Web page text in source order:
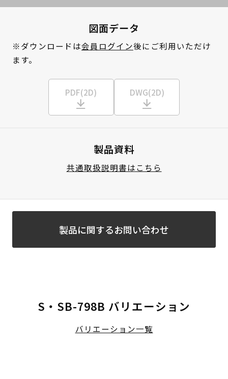
図面データ
※ダウンロードは会員ログイン後にご利用いただけ
ます。
PDF(2D) DWG(2D)
製品資料
共通取扱説明書はこちら
製品に関するお問い合わせ
S・SB-798B バリエーション
バリエーション一覧